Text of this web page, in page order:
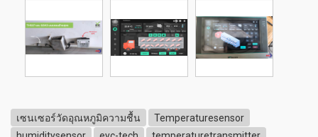
เซนเซอร์วัดอุณหภูมิความชื้น
Temperaturesensor